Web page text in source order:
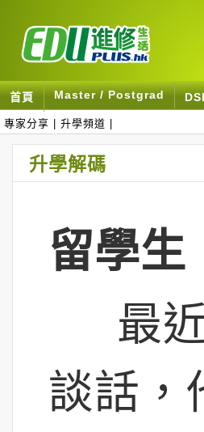
首頁 Master / Postgrad
專家分享 升學頻道
升學解碼
留學
最近
談話，